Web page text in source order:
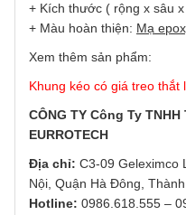
+ Kích thước ( rộng x sâu
+ Màu hoàn thiện: Mạ
Xem thêm sản phẩm:
Khung kéo có giá treo
CÔNG TY Công Ty
EURROTECH
Địa chỉ: C3-09 Geleximco
Nội, Quận Hà Đông,
Hotline: 0986.618.555 –